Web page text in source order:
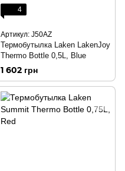
4
Артикул: J50AZ
Термобутылка Laken LakenJoy
Thermo Bottle 0,5L, Blue
1 602 грн